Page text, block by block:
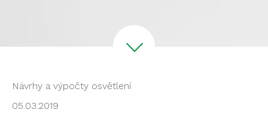
Návrhy a výpočty osvětlení
05.03.2019